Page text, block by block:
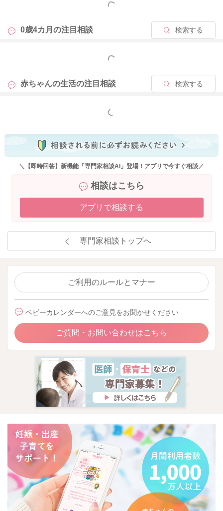
ひとつずつ投稿していただくことによって、 同じようなお悩み
解決につながる可能性がございます。
https://senmonka.baby-calendar.jp/about
これからもベビーカレンダーの専門家相談コーナーをよろしく
2025/10/7 20:42
もっと見る
0歳4カ月の注目相談 検索する
もっと見る
赤ちゃんの生活の注目相談 検索する
もっと見る
＼【即時回答】新機能「専門家相談AI」登場！アプリで今すぐ相談／
相談はこちら
アプリで相談する
専門家相談トップへ
ご利用のルールとマナー
ベビーカレンダーへのご意見をお聞かせください
ご質問・お問い合わせはこちら